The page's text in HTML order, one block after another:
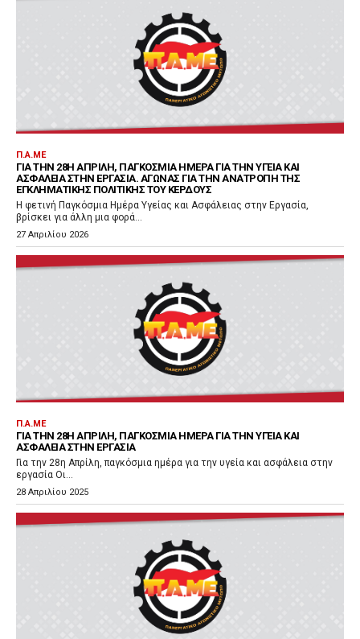
Π.Α.ΜΕ
ΓΙΑ ΤΗΝ 28Η ΑΠΡΊΛΗ, ΠΑΓΚΌΣΜΙΑ ΗΜΈΡΑ ΓΙΑ ΤΗΝ ΥΓΕΊΑ ΚΑΙ
ΑΣΦΆΛΕΙΑ ΣΤΗΝ ΕΡΓΑΣΊΑ. ΑΓΏΝΑΣ ΓΙΑ ΤΗΝ ΑΝΑΤΡΟΠΉ ΤΗΣ
ΕΓΚΛΗΜΑΤΙΚΉΣ ΠΟΛΙΤΙΚΉΣ ΤΟΥ ΚΈΡΔΟΥΣ
Η φετινή Παγκόσμια Ημέρα Υγείας και Ασφάλειας στην Εργασία,
βρίσκει για άλλη μια φορά...
27 Απριλίου 2026
Π.Α.ΜΕ
ΓΙΑ ΤΗΝ 28Η ΑΠΡΊΛΗ, ΠΑΓΚΌΣΜΙΑ ΗΜΈΡΑ ΓΙΑ ΤΗΝ ΥΓΕΊΑ ΚΑΙ
ΑΣΦΆΛΕΙΑ ΣΤΗΝ ΕΡΓΑΣΊΑ
Για την 28η Απρίλη, παγκόσμια ημέρα για την υγεία και ασφάλεια στην
εργασία Οι...
28 Απριλίου 2025